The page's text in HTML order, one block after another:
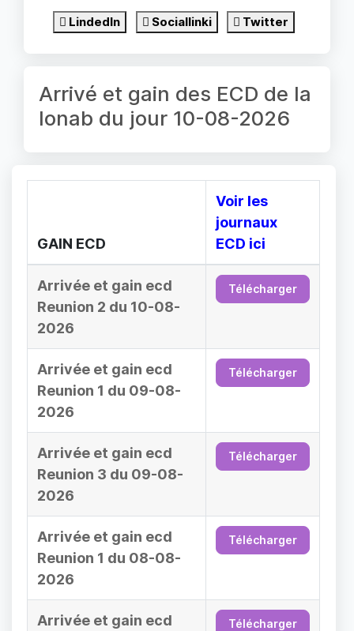
LindedIn Sociallinki Twitter
Arrivé et gain des ECD de la
lonab du jour 10-08-2026
GAIN ECD
Voir les
journaux
ECD ici
Arrivée et gain ecd
Reunion 2 du 10-08-
2026
Télécharger
Arrivée et gain ecd
Reunion 1 du 09-08-
2026
Télécharger
Arrivée et gain ecd
Reunion 3 du 09-08-
2026
Télécharger
Arrivée et gain ecd
Reunion 1 du 08-08-
2026
Télécharger
Arrivée et gain ecd
Télécharger